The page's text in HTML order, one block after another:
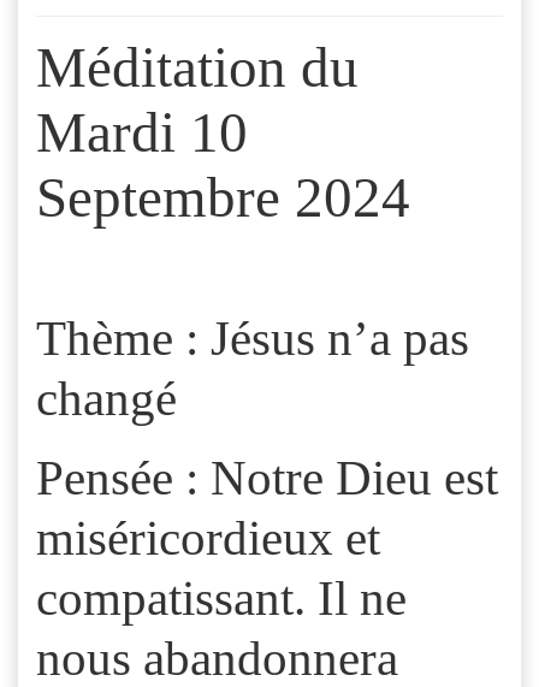
Méditation du
Mardi 10
Septembre 2024
Thème : Jésus n’a pas
changé
Pensée : Notre Dieu est
miséricordieux et
compatissant. Il ne
nous abandonnera